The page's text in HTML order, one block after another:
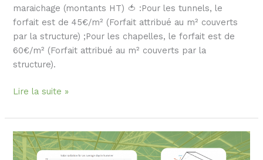
maraichage (montants HT) 🍅 :Pour les tunnels, le
forfait est de 45€/m² (Forfait attribué au m² couverts
par la structure) ;Pour les chapelles, le forfait est de
60€/m² (Forfait attribué au m² couverts par la
structure).
Lire la suite »
🌱
A